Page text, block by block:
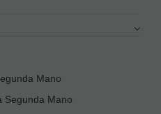
Mano
Segunda Mano